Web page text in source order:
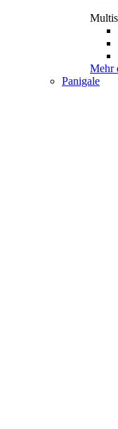
Mehr
Panigale